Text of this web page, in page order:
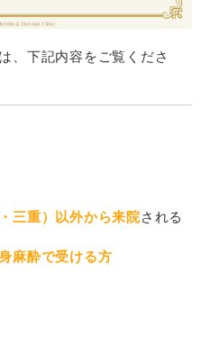
、下記内容をご覧くださ
三重）以外から来院される
麻酔で受ける方